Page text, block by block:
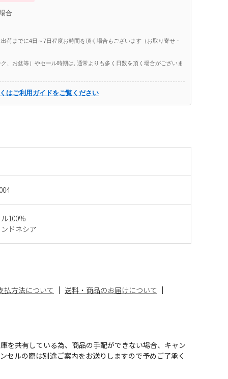
100%
ドネシア
合
荷までに4日～7日程度お時間を頂く場合もございます（お取り寄せ・
、お盆等）やセール時期は, 通常よりも多く日数を頂く場合がございま
はご利用ガイドをご覧ください
払方法について
送料・商品のお届けについて
を共有している為、商品の手配ができない場合、キャン
セルの際は別途ご案内をお送りしますので予めご了承く